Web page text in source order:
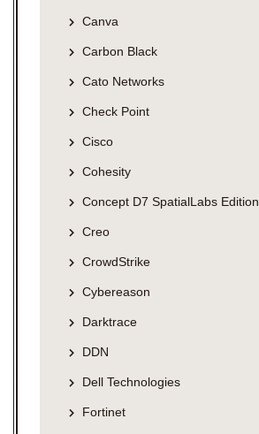
Canva
Carbon Black
Cato Networks
Check Point
Cisco
Cohesity
Concept D7 SpatialLabs Edition
Creo
CrowdStrike
Cybereason
Darktrace
DDN
Dell Technologies
Fortinet